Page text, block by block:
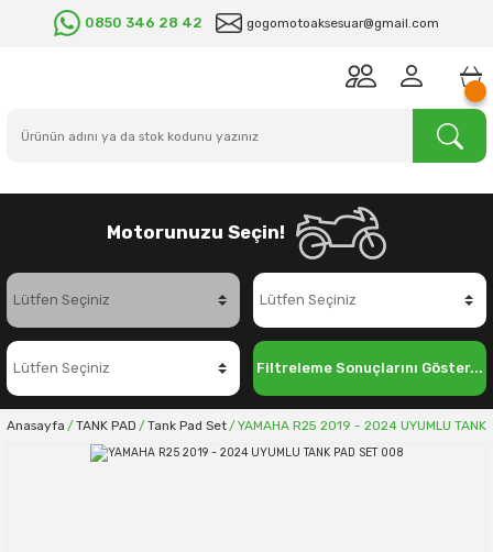
0850 346 28 42 gogomotoaksesuar@gmail.com
Motorunuzu Seçin!
Filtreleme Sonuçlarını Göster...
Anasayfa TANK PAD Tank Pad Set YAMAHA R25 2019 - 2024 UYUMLU TANK